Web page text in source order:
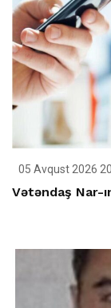
05 Avqust 2026
Vətəndaş Nar-